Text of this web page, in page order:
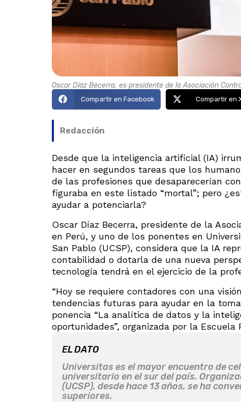
Oscar Díaz Becerra, es presidente de la Asociación
Compartir en Facebook Compartir en
Redacción
Desde que la inteligencia artificial (IA)
hacer en segundos tareas que los
de las profesiones que desaparecerían
figuraba en este listado “mortal”; pero
ayudar a potenciarla?
Oscar Díaz Becerra, presidente de la
en Perú, y uno de los ponentes en
San Pablo (UCSP), considera que la IA
contabilidad o dotarla de una nueva
tecnología tendrá en el ejercicio de la
“Hoy se requiere contadores con una
tendencias futuras para ayudar en la
ponencia “La analítica de datos y la
oportunidades”, organizada por la
EL DATO
Universitas es el mayor encuentro de
universitario en el sur del país.
(UCSP), desde hace 13 años, se ha
superiores.